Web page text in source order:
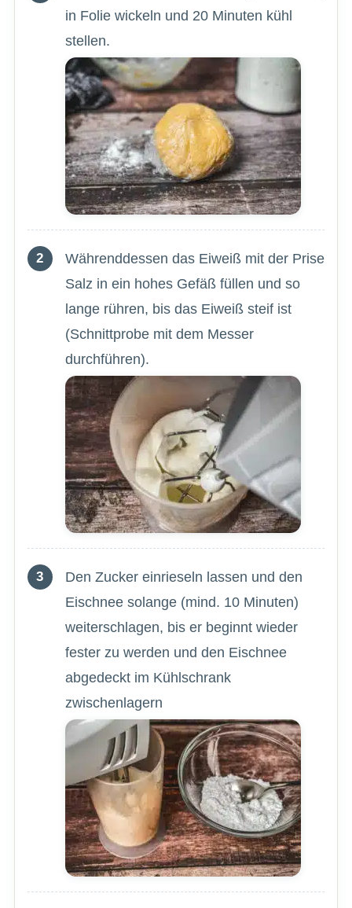
in Folie wickeln und 20 Minuten kühl
stellen.
Währenddessen das Eiweiß mit der Prise
Salz in ein hohes Gefäß füllen und so
lange rühren, bis das Eiweiß steif ist
(Schnittprobe mit dem Messer
durchführen).
Den Zucker einrieseln lassen und den
Eischnee solange (mind. 10 Minuten)
weiterschlagen, bis er beginnt wieder
fester zu werden und den Eischnee
abgedeckt im Kühlschrank
zwischenlagern